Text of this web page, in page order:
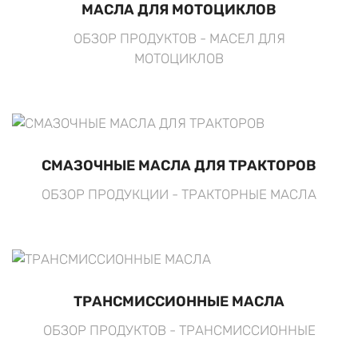
МАСЛА ДЛЯ МОТОЦИКЛОВ
ОБЗОР ПРОДУКТОВ - МАСЕЛ ДЛЯ
МОТОЦИКЛОВ
СМАЗОЧНЫЕ МАСЛА ДЛЯ ТРАКТОРОВ
ОБЗОР ПРОДУКЦИИ - ТРАКТОРНЫЕ МАСЛА
ТРАНСМИССИОННЫЕ МАСЛА
ОБЗОР ПРОДУКТОВ - ТРАНСМИССИОННЫЕ